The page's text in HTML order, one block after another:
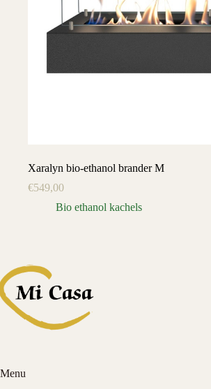
Xaralyn bio-ethanol brander M
€549,00
Bio ethanol kachels
Menu